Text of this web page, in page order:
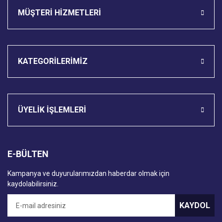
MÜŞTERİ HİZMETLERİ
KATEGORİLERİMİZ
ÜYELİK İŞLEMLERİ
E-BÜLTEN
Kampanya ve duyurularımızdan haberdar olmak için
kaydolabilirsiniz.
KAYDOL